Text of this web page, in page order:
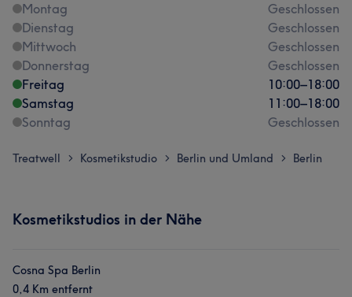
Montag
Geschlossen
Dienstag
Geschlossen
Mittwoch
Geschlossen
Donnerstag
Geschlossen
Freitag
10:00–18:00
Samstag
11:00–18:00
Sonntag
Geschlossen
Treatwell > Kosmetikstudio > Berlin und Umland > Berlin
Kosmetikstudios in der Nähe
Cosna Spa Berlin
0,4 Km entfernt